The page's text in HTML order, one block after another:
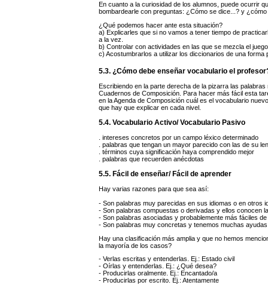
En cuanto a la curiosidad de los alumnos, puede ocurrir
bombardearle con preguntas: ¿Cómo se dice...? y
¿Qué podemos hacer ante esta situación?
a) Explicarles que si no vamos a tener tiempo de
a la vez.
b) Controlar con actividades en las que se mezcla el
c) Acostumbrarlos a utilizar los diccionarios de una forma
5.3. ¿Cómo debe enseñar vocabulario el
Escribiendo en la parte derecha de la pizarra las
Cuadernos de Composición. Para hacer más fácil esta
en la Agenda de Composición cuál es el vocabulario
que hay que explicar en cada nivel.
5.4. Vocabulario Activo/ Vocabulario Pasivo
. intereses concretos por un campo léxico determinado
. palabras que tengan un mayor parecido con las de su
. términos cuya significación haya comprendido mejor
. palabras que recuerden anécdotas
5.5. Fácil de enseñar/ Fácil de aprender
Hay varias razones para que sea así:
- Son palabras muy parecidas en sus idiomas o en otros
- Son palabras compuestas o derivadas y ellos conocen
- Son palabras asociadas y probablemente más fáciles
- Son palabras muy concretas y tenemos muchas
Hay una clasificación más amplia y que no hemos
la mayoría de los casos?
- Verlas escritas y entenderlas. Ej.: Estado civil
- Oírlas y entenderlas. Ej.: ¿Qué desea?
- Producirlas oralmente. Ej.: Encantado/a
- Producirlas por escrito. Ej.: Atentamente